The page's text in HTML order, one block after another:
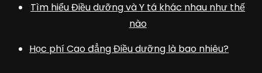
Tìm hiểu Điều dưỡng và Y tá khác nhau như thế
nào
Học phí Cao đẳng Điều dưỡng là bao nhiêu?